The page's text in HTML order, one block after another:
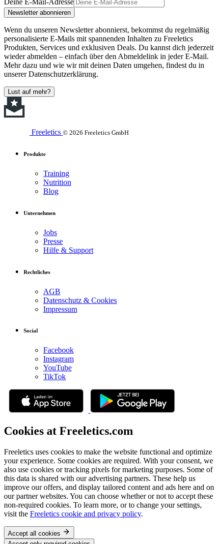
Deine E-Mail-Adresse
Newsletter abonnieren
Wenn du unseren Newsletter abonnierst, bekommst du regelmäßig
personalisierte E-Mails mit spannenden Inhalten zu Freeletics
Produkten, Services und exklusiven Deals. Du kannst dich jederzeit
wieder abmelden – einfach über den Abmeldelink in jeder E-Mail.
Mehr dazu und wie wir mit deinen Daten umgehen, findest du in
unserer Datenschutzerklärung.
Lust auf mehr?
Freeletics © 2026 Freeletics GmbH
Produkte
Training
Nutrition
Blog
Unternehmen
Jobs
Presse
Hilfe & Support
Rechtliches
AGB
Datenschutz & Cookies
Impressum
Social
Facebook
Instagram
YouTube
TikTok
Cookies at Freeletics.com
Freeletics uses cookies to make the website functional and optimize
your experience. Some cookies are required. With your consent, we
also use cookies or tracking pixels for marketing purposes. Some of
this data is shared with our advertising partners. These help us
improve our offers, and display tailored content and ads here and on
our partner websites. You can choose whether or not to accept these
non-required cookies. To learn more, or to change your settings,
visit the Freeletics cookie and privacy policy.
Accept all cookies